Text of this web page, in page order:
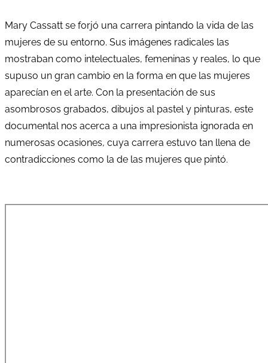
Mary Cassatt se forjó una carrera pintando la vida de las
mujeres de su entorno. Sus imágenes radicales las
mostraban como intelectuales, femeninas y reales, lo que
supuso un gran cambio en la forma en que las mujeres
aparecían en el arte. Con la presentación de sus
asombrosos grabados, dibujos al pastel y pinturas, este
documental nos acerca a una impresionista ignorada en
numerosas ocasiones, cuya carrera estuvo tan llena de
contradicciones como la de las mujeres que pintó.